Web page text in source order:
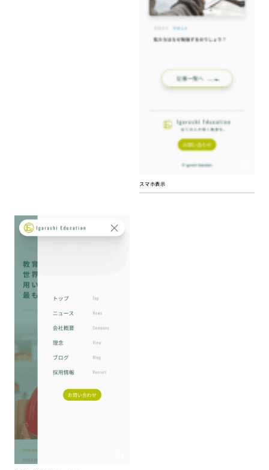
スマホ表示